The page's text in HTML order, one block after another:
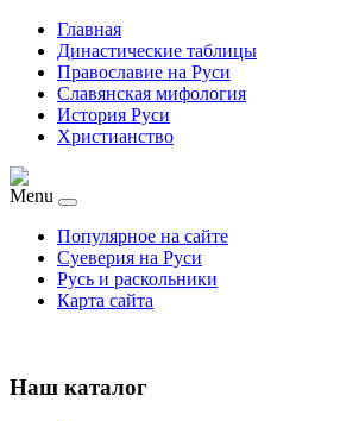
Главная
Династические таблицы
Православие на Руси
Славянская мифология
История Руси
Христианство
Menu
Популярное на сайте
Суеверия на Руси
Русь и раскольники
Карта сайта
Наш каталог